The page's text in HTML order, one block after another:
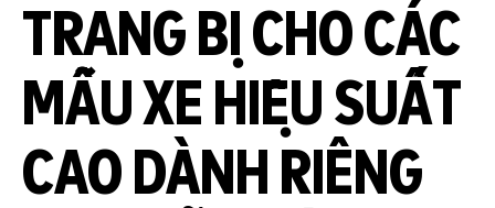
TRANG BỊ CHO CÁC
MẪU XE HIỆU SUẤT
CAO DÀNH RIÊNG